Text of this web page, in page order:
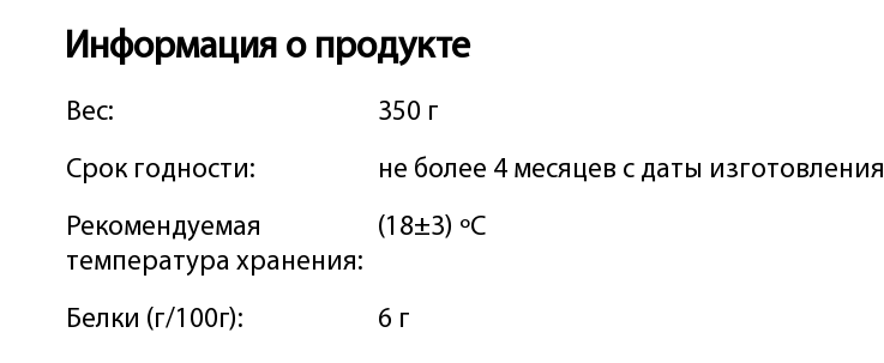
Информация о продукте
Вес: 350 г
Срок годности: не более 4 месяцев с даты изготовления
Рекомендуемая
температура хранения:
(18±3) ºС
Белки (г/100г): 6 г